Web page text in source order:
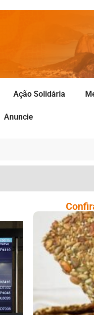
Ação Solidária
Anuncie
Comer
De